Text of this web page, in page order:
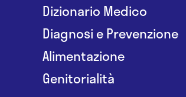
Dizionario Medico
Diagnosi e Prevenzione
Alimentazione
Genitorialità